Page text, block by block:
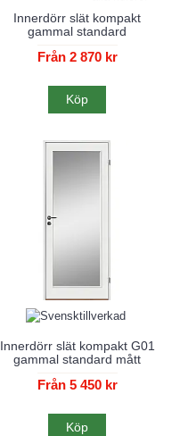
Innerdörr slät kompakt
gammal standard
Från 2 870 kr
Köp
Innerdörr slät kompakt G01
gammal standard mått
Från 5 450 kr
Köp